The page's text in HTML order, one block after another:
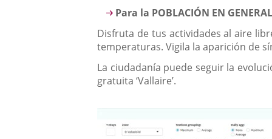
Para la POBLACIÓN EN GENERAL
Disfruta de tus actividades al aire
temperaturas. Vigila la aparición de
La ciudadanía puede seguir la
gratuita ‘Vallaire’.